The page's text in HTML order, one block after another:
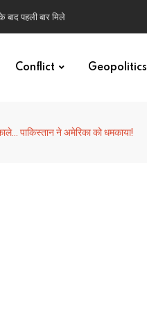
पहली बार मिले
Conflict Geopolitics
पाकिस्तान ने अमेरिका को धमकाया!